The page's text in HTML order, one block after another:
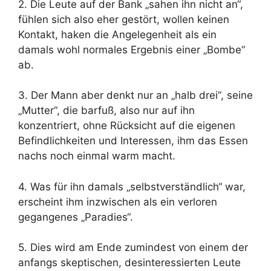
2. Die Leute auf der Bank „sahen ihn nicht an“,
fühlen sich also eher gestört, wollen keinen
Kontakt, haken die Angelegenheit als ein
damals wohl normales Ergebnis einer „Bombe“
ab.
3. Der Mann aber denkt nur an „halb drei“, seine
„Mutter“, die barfuß, also nur auf ihn
konzentriert, ohne Rücksicht auf die eigenen
Befindlichkeiten und Interessen, ihm das Essen
nachs noch einmal warm macht.
4. Was für ihn damals „selbstverständlich“ war,
erscheint ihm inzwischen als ein verloren
gegangenes „Paradies“.
5. Dies wird am Ende zumindest von einem der
anfangs skeptischen, desinteressierten Leute